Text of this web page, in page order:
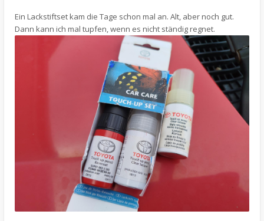
Ein Lackstiftset kam die Tage schon mal an. Alt, aber noch gut.
Dann kann ich mal tupfen, wenn es nicht ständig regnet.